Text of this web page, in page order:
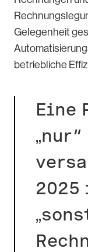
Gelegenheit
betriebliche
Eine